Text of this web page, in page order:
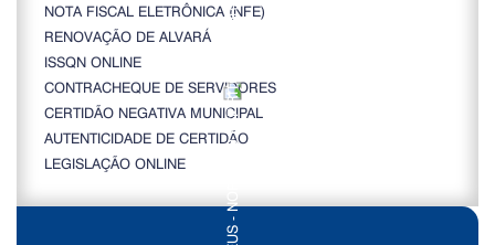
NOTA FISCAL ELETRÔNICA (NFE)
RENOVAÇÃO DE ALVARÁ
ISSQN ONLINE
CONTRACHEQUE DE SERVIDORES
CERTIDÃO NEGATIVA MUNICIPAL
AUTENTICIDADE DE CERTIDÃO
LEGISLAÇÃO ONLINE